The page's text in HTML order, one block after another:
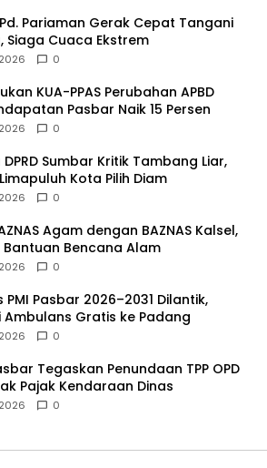
Pariaman Gerak Cepat Tangani
Siaga Cuaca Ekstrem
0
KUA-PPAS Perubahan APBD
Pasbar Naik 15 Persen
0
Sumbar Kritik Tambang Liar,
Kota Pilih Diam
0
Agam dengan BAZNAS Kalsel,
Bantuan Bencana Alam
0
PMI Pasbar 2026–2031 Dilantik,
Ambulans Gratis ke Padang
0
Tegaskan Penundaan TPP OPD
Pajak Kendaraan Dinas
0